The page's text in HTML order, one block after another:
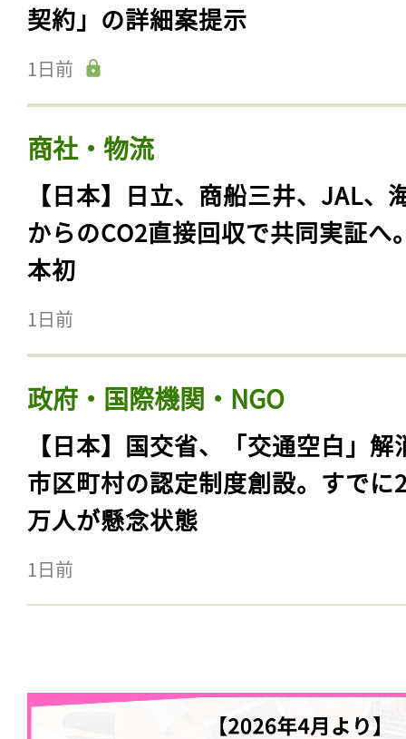
契約」の詳細案提示
1日前
商社・物流
【日本】日立、商船三井、JAL、
からのCO2直接回収で共同実証へ
本初
1日前
政府・国際機関・NGO
【日本】国交省、「交通空白」解
市区町村の認定制度創設。すでに
万人が懸念状態
1日前